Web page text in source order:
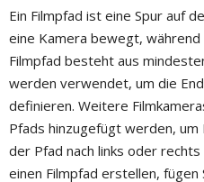
Ein Filmpfad ist eine Spur auf
eine Kamera bewegt,
Filmpfad besteht aus
werden verwendet, um die
definieren. Weitere
Pfads hinzugefügt werden,
der Pfad nach links oder
einen Filmpfad erstellen, fügen